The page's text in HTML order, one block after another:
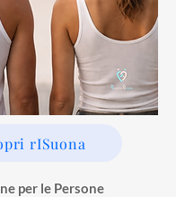
rISuona
per le Persone